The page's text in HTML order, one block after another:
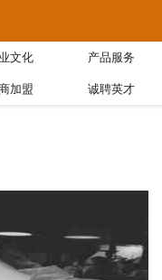
文化 产品服务
加盟 诚聘英才